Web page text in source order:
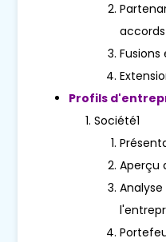
accords
Profils
Société1
Aperçu